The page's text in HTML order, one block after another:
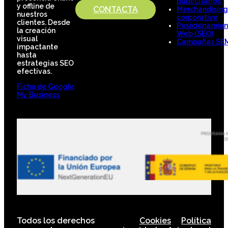
y offline de
nuestros
clientes. Desde
la creación
visual
impactante
hasta
estrategias SEO
efectivas.
Ficha de Google
My Business
CONTACTA
Merchandising
corporativo
Web (SEO)
Campañas
Todos los derechos
Cookies
Política